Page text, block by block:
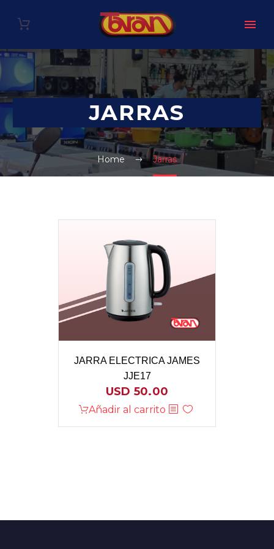
JARRAS
Home Jarras
JARRA ELECTRICA JAMES
JJE17
USD 50.00
Añadir al carrito